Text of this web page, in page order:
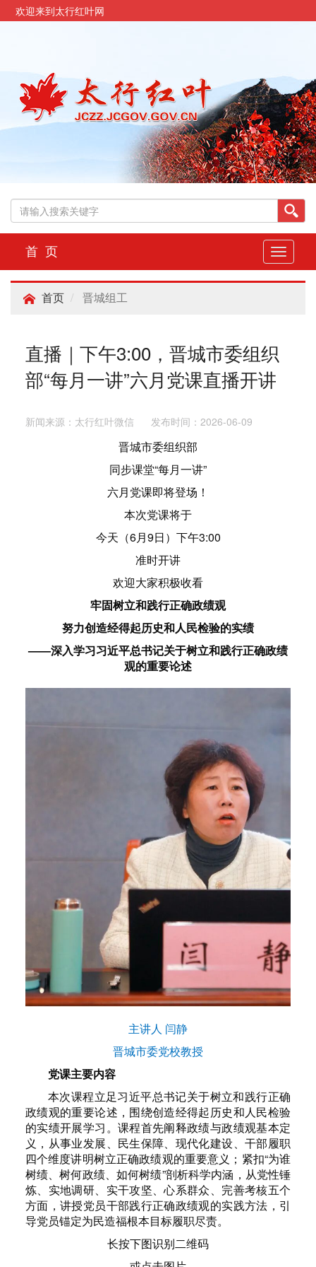
欢迎来到太行红叶网
切
换
导
首 页
首页 晋城组工
直播｜下午3:00，晋城市委组织
部“每月一讲”六月党课直播开讲
新闻来源：太行红叶微信 发布时间：2026-06-09
晋城市委组织部
同步课堂“每月一讲”
六月党课即将登场！
本次党课将于
今天（6月9日）下午3:00
准时开讲
欢迎大家积极收看
牢固树立和践行正确政绩观
努力创造经得起历史和人民检验的实绩
——深入学习习近平总书记关于树立和践行正确政绩
观的重要论述
主讲人 闫静
晋城市委党校教授
党课主要内容
本次课程立足习近平总书记关于树立和践行正确
政绩观的重要论述，围绕创造经得起历史和人民检验
的实绩开展学习。课程首先阐释政绩与政绩观基本定
义，从事业发展、民生保障、现代化建设、干部履职
四个维度讲明树立正确政绩观的重要意义；紧扣“为谁
树绩、树何政绩、如何树绩”剖析科学内涵，从党性锤
炼、实地调研、实干攻坚、心系群众、完善考核五个
方面，讲授党员干部践行正确政绩观的实践方法，引
导党员锚定为民造福根本目标履职尽责。
长按下图识别二维码